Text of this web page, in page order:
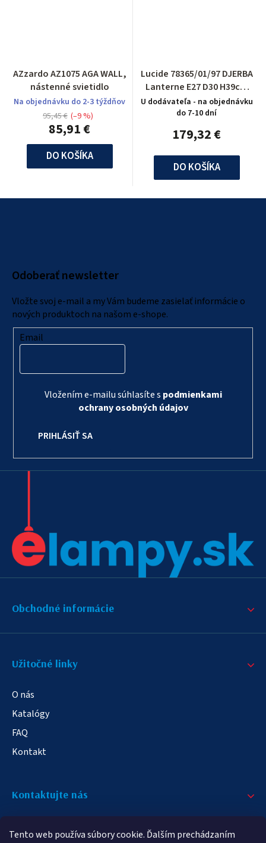
Tento web používa súbory cookie. Ďalším prechádzaním
AZzardo AZ1075 AGA WALL,
nástenné svietidlo
Na objednávku do 2-3 týždňov
85,91 €
95,45 € (–9 %)
DO KOŠÍKA
Lucide 78365/01/97 DJERBA
Lanterne E27 D30 H39cm
Acryl/Rouille
U dodávateľa - na objednávku
do 7-10 dní
179,32 €
DO KOŠÍKA
Odoberať newsletter
Vložte svoj e-mail a my Vám budeme zasielať informácie o
nových produktoch na našom e-shope.
Email
Vložením e-mailu súhlasíte s podmienkami
ochrany osobných údajov
PRIHLÁSIŤ SA
Obchodné informácie
Užitočné linky
O nás
Katalógy
FAQ
Kontakt
Kontaktujte nás